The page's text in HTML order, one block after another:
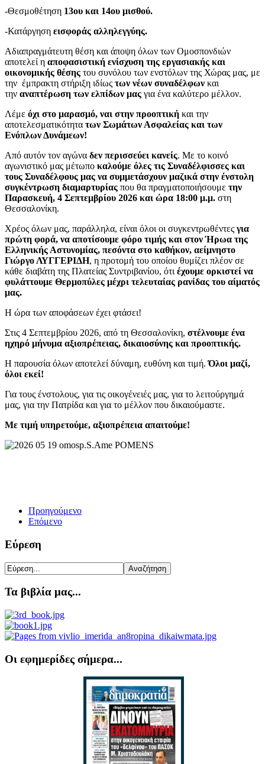
-Θεσμοθέτηση 13ου και 14ου μισθού.
-Κατάργηση εισφοράς αλληλεγγύης.
Αδιαπραγμάτευτη θέση και άποψη όλων των Ομοσπονδιών
αποτελεί η αποφασιστική ενίσχυση της εργασιακής και
οικονομικής θέσης του συνόλου των ενστόλων της Χώρας μας, με
την έμπρακτη στήριξη ιδίως των νέων συναδέλφων και
την αναπτέρωση των ελπίδων μας για ένα καλύτερο μέλλον.
Λέμε όχι στο μαρασμό, ναι στην προοπτική και την
αποτελεσματικότητα των Σωμάτων Ασφαλείας και των
Ενόπλων Δυνάμεων!
Από αυτόν τον αγώνα δεν περισσεύει κανείς. Με το κοινό
αγωνιστικό μας μέτωπο καλούμε όλες τις Συναδέλφισσες και
τους Συναδέλφους μας να συμμετάσχουν μαζικά στην ένστολη
συγκέντρωση διαμαρτυρίας που θα πραγματοποιήσουμε την
Παρασκευή, 4 Σεπτεμβρίου 2026 και ώρα 18:00 μ.μ. στη
Θεσσαλονίκη.
Χρέος όλων μας, παράλληλα, είναι όλοι οι συγκεντρωθέντες για
πρώτη φορά, να αποτίσουμε φόρο τιμής και στον Ήρωα της
Ελληνικής Αστυνομίας, πεσόντα στο καθήκον, αείμνηστο
Γιώργο ΛΥΓΓΕΡΙΔΗ, η προτομή του οποίου θυμίζει πλέον σε
κάθε διαβάτη της Πλατείας Συντριβανίου, ότι έχουμε ορκιστεί να
φυλάττουμε Θερμοπύλες μέχρι τελευταίας ρανίδας του αίματός
μας.
Η ώρα των αποφάσεων έχει φτάσει!
Στις 4 Σεπτεμβρίου 2026, από τη Θεσσαλονίκη, στέλνουμε ένα
ηχηρό μήνυμα αξιοπρέπειας, δικαιοσύνης και προοπτικής.
Η παρουσία όλων αποτελεί δύναμη, ευθύνη και τιμή.Όλοι μαζί,
όλοι εκεί!
Για τους ένστολους, για τις οικογένειές μας, για το λειτούργημά
μας, για την Πατρίδα και για το μέλλον που δικαιούμαστε.
Με τιμή υπηρετούμε, αξιοπρέπεια απαιτούμε!
Προηγούμενο
Επόμενο
Εύρεση
Τα βιβλία μας...
Οι εφημερίδες σήμερα...